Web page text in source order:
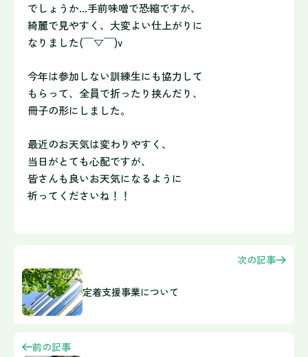
でしょうか…手前味噌で恐縮ですが、
綺麗で見やすく、大変よい仕上がりに
なりました(￣▽￣)v
今年は参加しない訓練生にも協力して
もらって、全員で折ったり挟んだり、
冊子の形にしました。
最近のお天気は変わりやすく、
当日がとても心配ですが、
皆さんも良いお天気になるように
祈ってくださいね！！
次の記事
定着支援事業について
前の記事